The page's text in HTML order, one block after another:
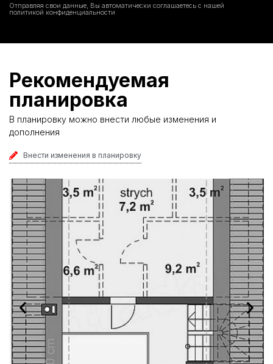
Отправляя свои данные, Вы автоматически соглашаетесь с нашей
политикой конфиденциальности
Рекомендуемая
планировка
В планировку можно внести любые изменения и
дополнения
Внести изменения в планировку